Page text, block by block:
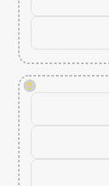
!